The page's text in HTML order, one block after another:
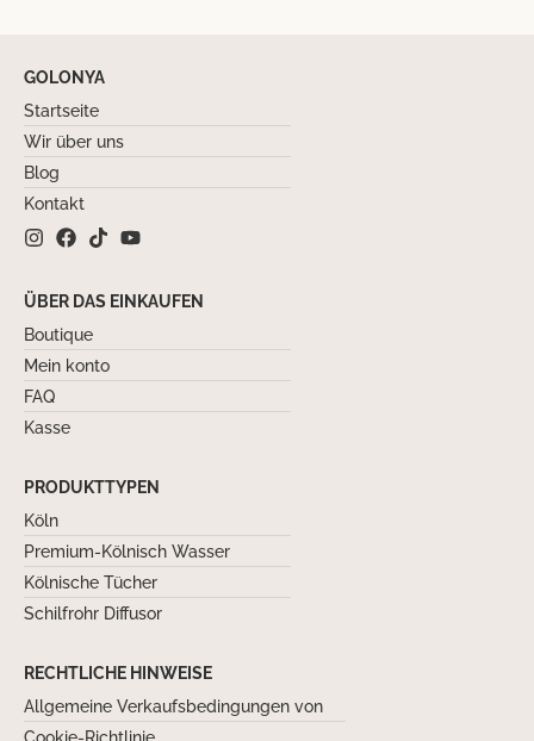
GOLONYA
Startseite
Wir über uns
Blog
Kontakt
ÜBER DAS EINKAUFEN
Boutique
Mein konto
FAQ
Kasse
PRODUKTTYPEN
Köln
Premium-Kölnisch Wasser
Kölnische Tücher
Schilfrohr Diffusor
RECHTLICHE HINWEISE
Allgemeine Verkaufsbedingungen von